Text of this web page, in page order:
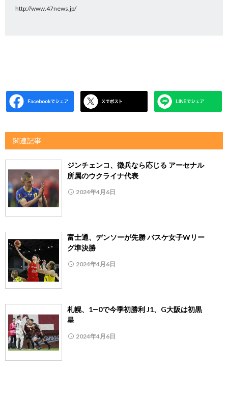
http://www.47news.jp/
関連記事
ジンチェンコ、徴兵なら応じる アーセナル
所属のウクライナ代表
2024年4月6日
富士通、デンソーが先勝 バスケ女子Wリー
グ準決勝
2024年4月6日
札幌、1―0で今季初勝利 J1、G大阪は初黒
星
2024年4月6日